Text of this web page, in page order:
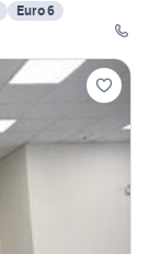
Euro 6